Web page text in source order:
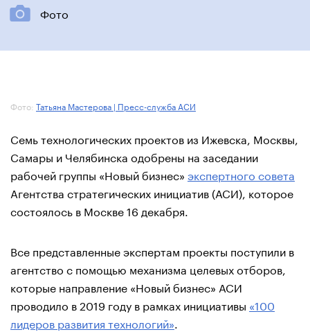
Фото
Фото: Татьяна Мастерова | Пресс-служба АСИ
Семь технологических проектов из Ижевска, Москвы,
Самары и Челябинска одобрены на заседании
рабочей группы «Новый бизнес» экспертного совета
Агентства стратегических инициатив (АСИ), которое
состоялось в Москве 16 декабря.
Все представленные экспертам проекты поступили в
агентство с помощью механизма целевых отборов,
которые направление «Новый бизнес» АСИ
проводило в 2019 году в рамках инициативы «100
лидеров развития технологий»